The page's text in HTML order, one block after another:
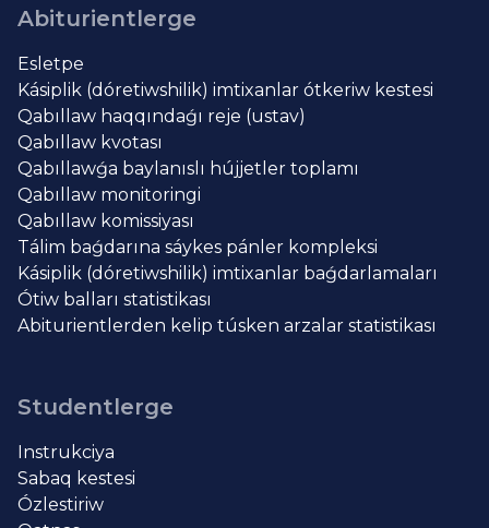
Abiturientlerge
Esletpe
Kásiplik (dóretiwshilik) imtixanlar ótkeriw kestesi
Qabıllaw haqqındaǵı reje (ustav)
Qabıllaw kvotası
Qabıllawǵa baylanıslı hújjetler toplamı
Qabıllaw monitoringi
Qabıllaw komissiyası
Tálim baǵdarına sáykes pánler kompleksi
Kásiplik (dóretiwshilik) imtixanlar baǵdarlamaları
Ótiw balları statistikası
Abiturientlerden kelip túsken arzalar statistikası
Studentlerge
Instrukciya
Sabaq kestesi
Ózlestiriw